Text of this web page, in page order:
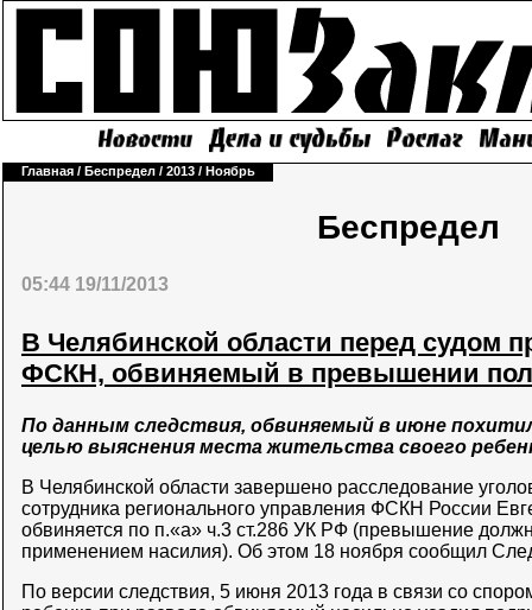
Главная / Беспредел / 2013 / Ноябрь
Беспредел
05:44 19/11/2013
В Челябинской области перед судом
ФСКН, обвиняемый в превышении
По данным следствия, обвиняемый в июне
целью выяснения места жительства своего
В Челябинской области завершено расследование
сотрудника регионального управления ФСКН России
обвиняется по п.«а» ч.3 ст.286 УК РФ (превышение
применением насилия). Об этом 18 ноября сообщил
По версии следствия, 5 июня 2013 года в связи со